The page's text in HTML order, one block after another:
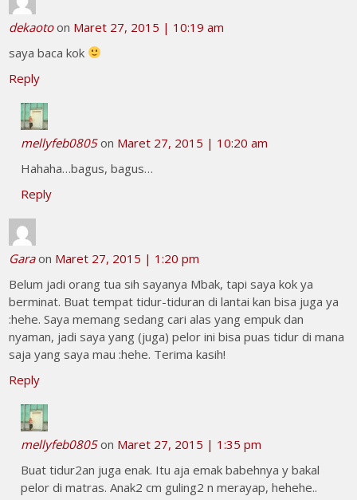
dekaotoon Maret 27, 2015 | 10:19 am
saya baca kok
Reply
mellyfeb0805on Maret 27, 2015 | 10:20 am
Hahaha…bagus, bagus…
Reply
Garaon Maret 27, 2015 | 1:20 pm
Belum jadi orang tua sih sayanya Mbak, tapi saya kok ya
berminat. Buat tempat tidur-tiduran di lantai kan bisa juga ya
:hehe. Saya memang sedang cari alas yang empuk dan
nyaman, jadi saya yang (juga) pelor ini bisa puas tidur di mana
saja yang saya mau :hehe. Terima kasih!
Reply
mellyfeb0805on Maret 27, 2015 | 1:35 pm
Buat tidur2an juga enak. Itu aja emak babehnya y bakal
pelor di matras. Anak2 cm guling2 n merayap, hehehe..